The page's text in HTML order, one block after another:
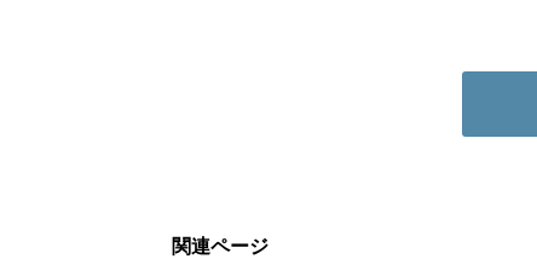
関連ページ